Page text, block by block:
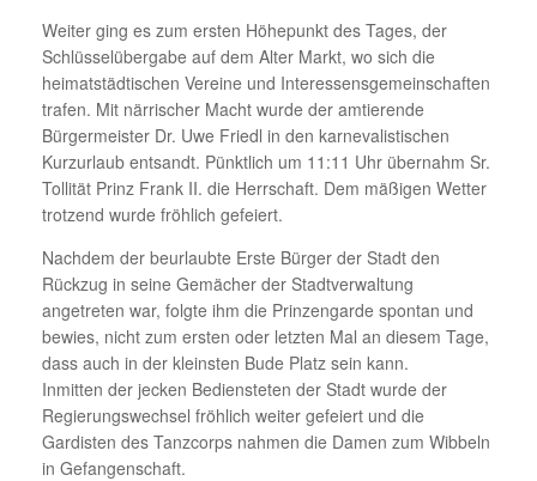
Weiter ging es zum ersten Höhepunkt des Tages, der
Schlüsselübergabe auf dem Alter Markt, wo sich die
heimatstädtischen Vereine und Interessensgemeinschaften
trafen. Mit närrischer Macht wurde der amtierende
Bürgermeister Dr. Uwe Friedl in den karnevalistischen
Kurzurlaub entsandt. Pünktlich um 11:11 Uhr übernahm Sr.
Tollität Prinz Frank II. die Herrschaft. Dem mäßigen Wetter
trotzend wurde fröhlich gefeiert.
Nachdem der beurlaubte Erste Bürger der Stadt den
Rückzug in seine Gemächer der Stadtverwaltung
angetreten war, folgte ihm die Prinzengarde spontan und
bewies, nicht zum ersten oder letzten Mal an diesem Tage,
dass auch in der kleinsten Bude Platz sein kann.
Inmitten der jecken Bediensteten der Stadt wurde der
Regierungswechsel fröhlich weiter gefeiert und die
Gardisten des Tanzcorps nahmen die Damen zum Wibbeln
in Gefangenschaft.